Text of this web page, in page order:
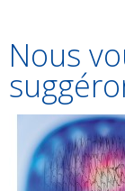
Nous